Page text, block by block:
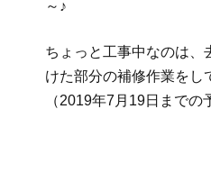
～♪
ちょっと工事中なのは、
けた部分の補修作業をし
（2019年7月19日までの